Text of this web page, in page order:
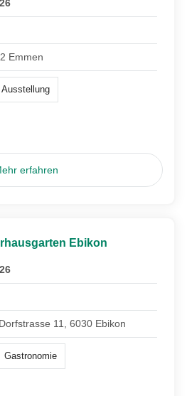
Emmen
Ausstellung
erfahren
Ebikon
11, 6030 Ebikon
Gastronomie